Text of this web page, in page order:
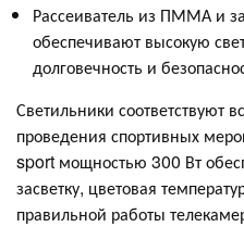
Рассеиватель из ПММА и
обеспечивают высокую
долговечность и
Светильники соответствуют
проведения спортивных
sport мощностью 300 Вт
засветку, цветовая
правильной работы